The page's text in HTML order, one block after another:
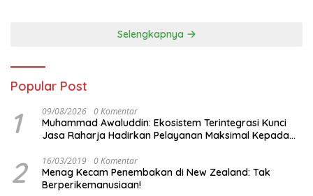
Selengkapnya
Popular Post
1 09/08/2026 0 Komentar
Muhammad Awaluddin: Ekosistem Terintegrasi Kunci
Jasa Raharja Hadirkan Pelayanan Maksimal Kepada
2 16/03/2019 0 Komentar
Menag Kecam Penembakan di New Zealand: Tak
Berperikemanusiaan!